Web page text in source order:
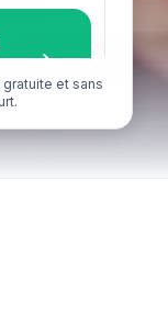
et sans